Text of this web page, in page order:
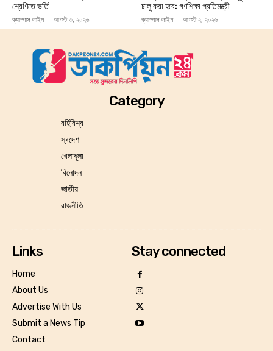
শ্রেণিতে ভর্তি
ক্যাম্পাস লাইপ আগস্ট ৩, ২০২৬
চালু করা হবে: গণশিক্ষা প্রতিমন্ত্রী
ক্যাম্পাস লাইপ আগস্ট ২, ২০২৬
Category
বর্হিবিশ্ব
স্বদেশ
খেলাধূলা
বিনোদন
জাতীয়
রাজনীতি
Links
Home
About Us
Advertise With Us
Submit a News Tip
Contact
Stay connected